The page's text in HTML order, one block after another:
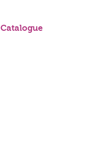
Catalogue